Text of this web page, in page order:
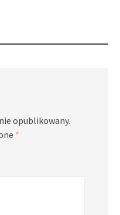
opublikowany.
*